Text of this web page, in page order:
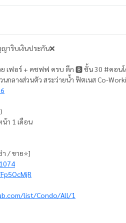
าริบเงินประกัน❌
ว่า
กลางส่วนตัว สระว่ายน้ำ ฟิตเนส Co-
า 1 เดือน
/ ขาย⭐️]
list/Condo/All/1